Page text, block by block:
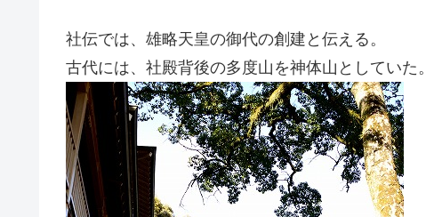
社伝では、雄略天皇の御代の創建と伝える。
古代には、社殿背後の多度山を神体山としていた。